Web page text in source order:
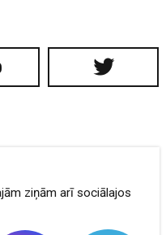
ziņām arī sociālajos